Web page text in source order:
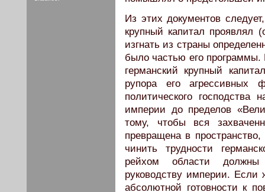
Из этих документов
крупный капитал проявлял
изгнать из страны
было частью его
германский крупный
рупора его агрессивных
политического
империи до пределов
тому, чтобы вся
превращена в
чинить трудности
рейхом области должны
руководству империи. Если
абсолютной готовности к